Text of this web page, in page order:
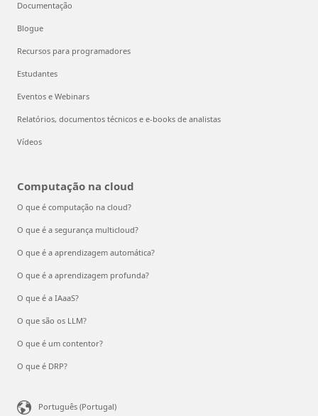
Documentação
Blogue
Recursos para programadores
Estudantes
Eventos e Webinars
Relatórios, documentos técnicos e e-books de analistas
Vídeos
Computação na cloud
O que é computação na cloud?
O que é a segurança multicloud?
O que é a aprendizagem automática?
O que é a aprendizagem profunda?
O que é a IAaaS?
O que são os LLM?
O que é um contentor?
O que é DRP?
Português (Portugal)